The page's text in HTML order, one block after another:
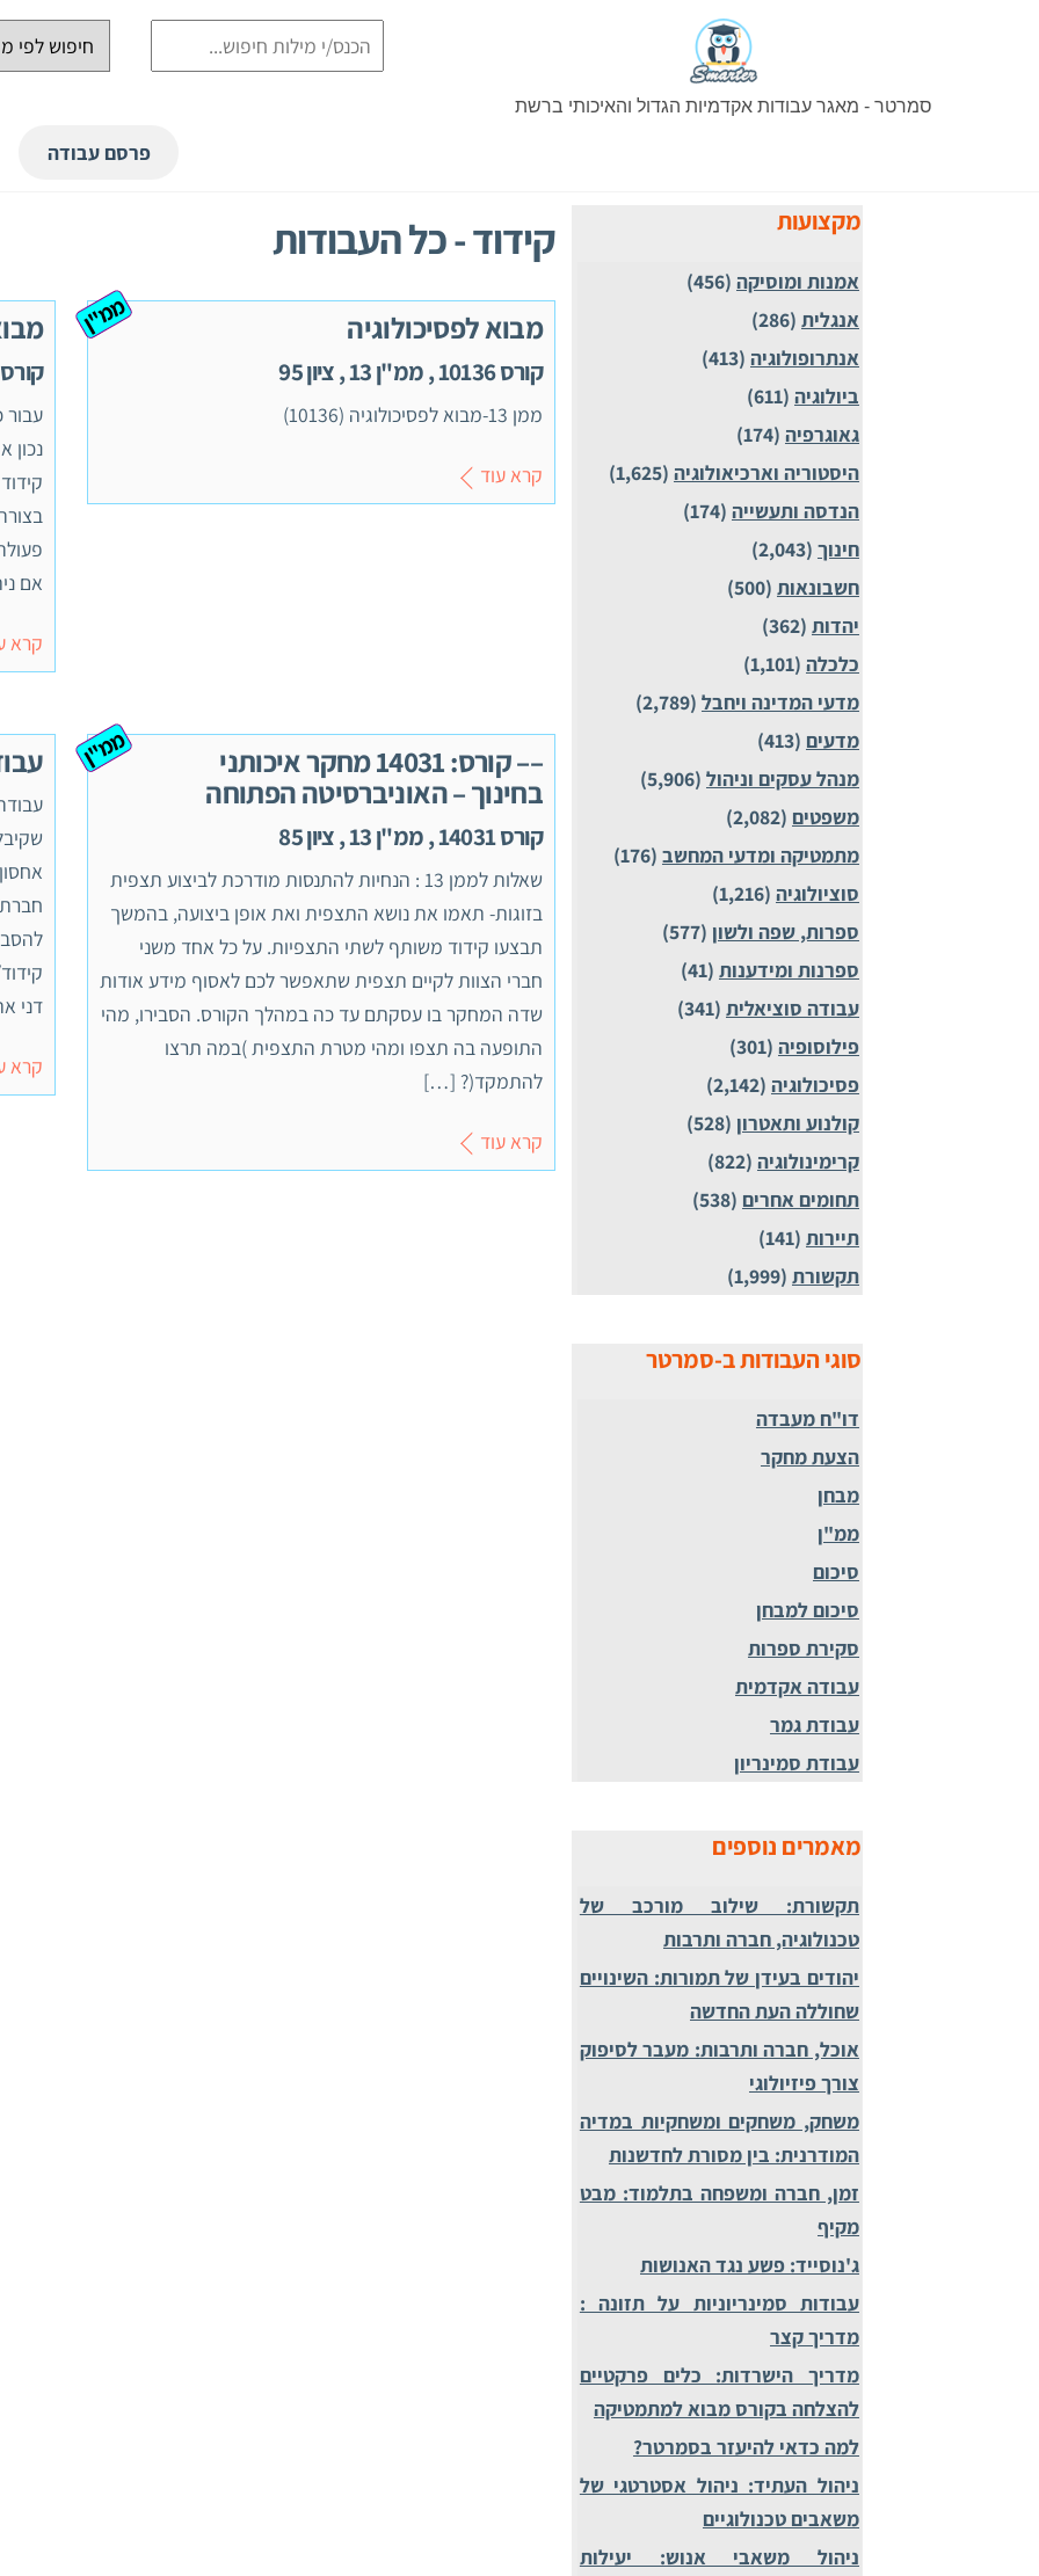
סמרטר - מאגר עבודות אקדמיות הגדול והאיכותי ברשת
פרסם עבודה
קידוד - כל העבודות
מבוא לפסיכולוגיה
קורס 10136 , ממ"ן 13 , ציון 95
ממ"ן
ממן 13-מבוא לפסיכולוגיה (10136)
קרא עוד
קורס 10136 ,
נכון
אם
קרא
–– קורס: 14031 מחקר איכותני
בחינוך – האוניברסיטה הפתוחה
קורס 14031 , ממ"ן 13 , ציון 85
ממ"ן
שאלות לממן 13 : הנחיות להתנסות מודרכת לביצוע תצפית
בזוגות- תאמו את נושא התצפית ואת אופן ביצועה, בהמשך
תבצעו קידוד משותף לשתי התצפיות. על כל אחד משני
חברי הצוות לקיים תצפית שתאפשר לכם לאסוף מידע אודות
שדה המחקר בו עסקתם עד כה במהלך הקורס. הסבירו, מהי
התופעה בה תצפו ומהי מטרת התצפית )במה תרצו
להתמקד(? […]
קרא עוד
דני
קרא
מקצועות
אמנות ומוסיקה (456)
אנגלית (286)
אנתרופולוגיה (413)
ביולוגיה (611)
גאוגרפיה (174)
היסטוריה וארכיאולוגיה (1,625)
הנדסה ותעשייה (174)
חינוך (2,043)
חשבונאות (500)
יהדות (362)
כלכלה (1,101)
מדעי המדינה ויחבל (2,789)
מדעים (413)
מנהל עסקים וניהול (5,906)
משפטים (2,082)
מתמטיקה ומדעי המחשב (176)
סוציולוגיה (1,216)
ספרות, שפה ולשון (577)
ספרנות ומידענות (41)
עבודה סוציאלית (341)
פילוסופיה (301)
פסיכולוגיה (2,142)
קולנוע ותאטרון (528)
קרימינולוגיה (822)
תחומים אחרים (538)
תיירות (141)
תקשורת (1,999)
סוגי העבודות ב-סמרטר
דו"ח מעבדה
הצעת מחקר
מבחן
ממ"ן
סיכום
סיכום למבחן
סקירת ספרות
עבודה אקדמית
עבודת גמר
עבודת סמינריון
מאמרים נוספים
תקשורת: שילוב מורכב של
טכנולוגיה, חברה ותרבות
יהודים בעידן של תמורות: השינויים
שחוללה העת החדשה
אוכל, חברה ותרבות: מעבר לסיפוק
צורך פיזיולוגי
משחק, משחקים ומשחקיות במדיה
המודרנית: בין מסורת לחדשנות
זמן, חברה ומשפחה בתלמוד: מבט
מקיף
ג'נוסייד: פשע נגד האנושות
עבודות סמינריוניות על תזונה :
מדריך קצר
מדריך הישרדות: כלים פרקטיים
להצלחה בקורס מבוא למתמטיקה
למה כדאי להיעזר בסמרטר?
ניהול העתיד: ניהול אסטרטגי של
משאבים טכנולוגיים
ניהול משאבי אנוש: יעילות